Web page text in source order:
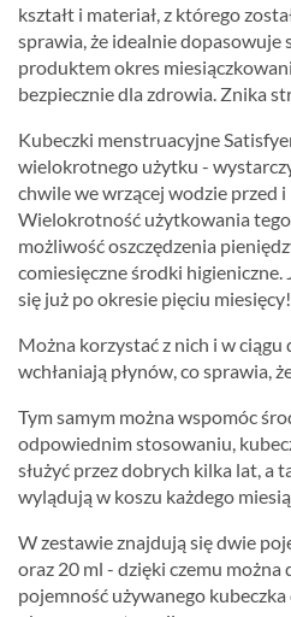
kształt i materiał, z którego
sprawia, że idealnie dopasowuje
produktem okres
bezpiecznie dla zdrowia. Znika
Kubeczki menstruacyjne
wielokrotnego użytku -
chwile we wrzącej wodzie przed
Wielokrotność użytkowania tego
możliwość oszczędzenia
comiesięczne środki
się już po okresie pięciu miesięcy!
Można korzystać z nich i w ciągu
wchłaniają płynów, co sprawia,
Tym samym można wspomóc
odpowiednim stosowaniu,
służyć przez dobrych kilka lat, a
wylądują w koszu każdego
W zestawie znajdują się dwie
oraz 20 ml - dzięki czemu
pojemność używanego